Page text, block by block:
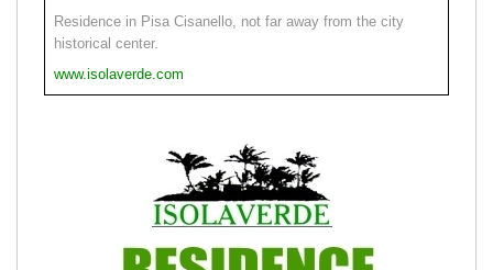
Residence in Pisa Cisanello, not far away from the city
historical center.
www.isolaverde.com